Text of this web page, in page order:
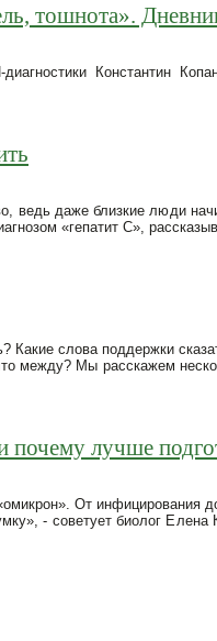
тошнота».
Константин
ведь даже близкие люди
«гепатит С»,
слова поддержки
между? Мы расскажем
лучше
От инфицирования
- советует биолог